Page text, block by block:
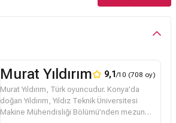
Murat Yıldırım 9,1 /10 (708 oy)
Murat Yıldırım, Türk oyuncudur. Konya’da
doğan Yıldırım, Yıldız Teknik Üniversitesi
Makine Mühendisliği Bölümü’nden mezun